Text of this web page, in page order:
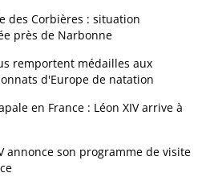
des Corbières : situation
près de Narbonne
remportent médailles aux
d'Europe de natation
en France : Léon XIV arrive à
annonce son programme de visite